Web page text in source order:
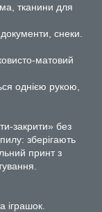
тканини для
снеки.
матовий
однією рукою,
закрити» без
зберігають
принт з
іграшок.